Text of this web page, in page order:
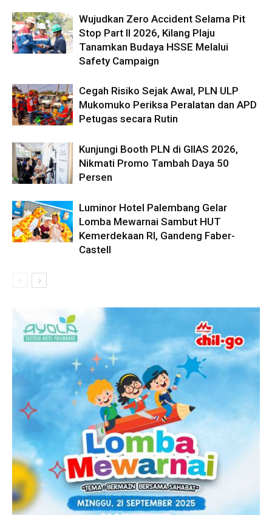
Wujudkan Zero Accident Selama Pit
Stop Part II 2026, Kilang Plaju
Tanamkan Budaya HSSE Melalui
Safety Campaign
Cegah Risiko Sejak Awal, PLN ULP
Mukomuko Periksa Peralatan dan APD
Petugas secara Rutin
Kunjungi Booth PLN di GIIAS 2026,
Nikmati Promo Tambah Daya 50
Persen
Luminor Hotel Palembang Gelar
Lomba Mewarnai Sambut HUT
Kemerdekaan RI, Gandeng Faber-
Castell